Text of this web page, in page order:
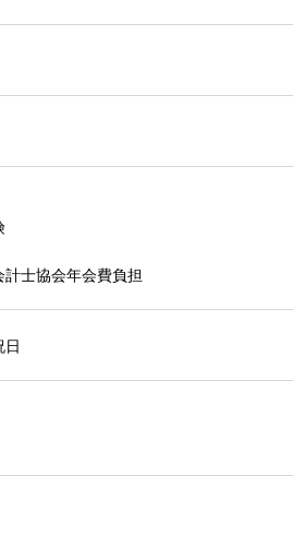
士協会年会費負担
日